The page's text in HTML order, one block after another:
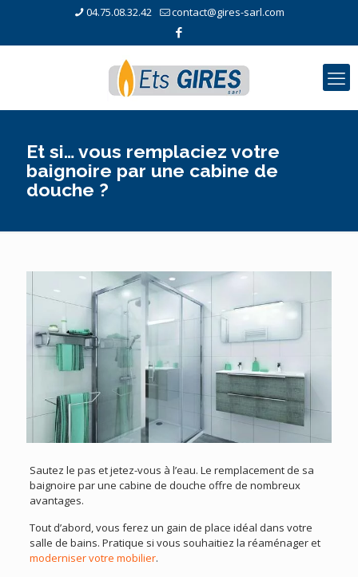
04.75.08.32.42 contact@gires-sarl.com
Et si… vous remplaciez votre
baignoire par une cabine de
douche ?
Sautez le pas et jetez-vous à l’eau. Le remplacement de sa
baignoire par une cabine de douche offre de nombreux
avantages.
Tout d’abord, vous ferez un gain de place idéal dans votre
salle de bains. Pratique si vous souhaitiez la réaménager et
moderniser votre mobilier.